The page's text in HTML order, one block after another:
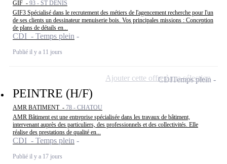
GIF - 93 - ST DENIS
GIF3 Spécialisé dans le recrutement des métiers de l'agencement recherche pour l'un
de ses clients un dessinateur menuiserie bois. Vos principales missions : Conception
de plans de détails en...
CDI - Temps plein
Publié il y a 11 jours
PEINTRE (H/F)
AMR BATIMENT - 78 - CHATOU
AMR Bâtiment est une entreprise spécialisée dans les travaux de bâtiment,
intervenant auprès des particuliers, des professionnels et des collectivités. Elle
réalise des prestations de qualité en...
CDI - Temps plein
Publié il y a 17 jours
CDITemps plein
Ajouter cette offre à ma sélection